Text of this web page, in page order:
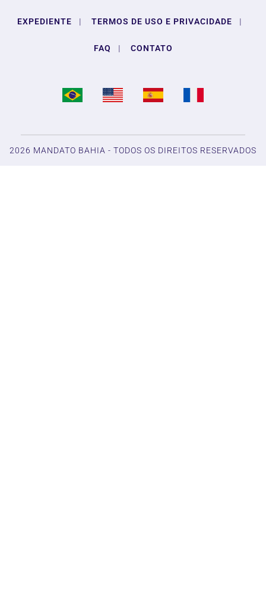
EXPEDIENTE | TERMOS DE USO E PRIVACIDADE |
FAQ | CONTATO
2026 MANDATO BAHIA - TODOS OS DIREITOS RESERVADOS